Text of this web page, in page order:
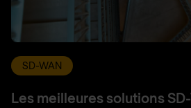
SD-WAN
Les meilleures solutions